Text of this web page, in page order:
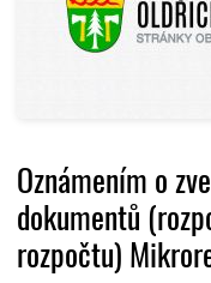
Oznámením o
dokumentů
rozpočtu)